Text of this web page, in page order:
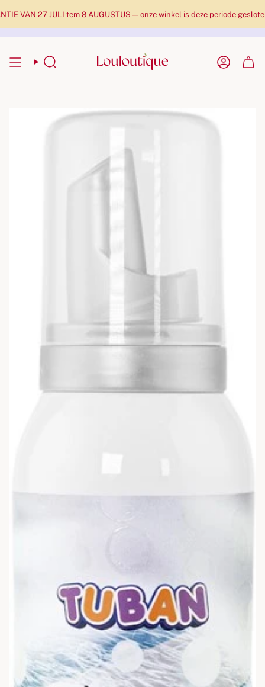
27 JULI tem 8 AUGUSTUS — onze winkel is deze periode gesloten en
Zoekopdracht